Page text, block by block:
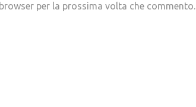
per la prossima volta che commento.